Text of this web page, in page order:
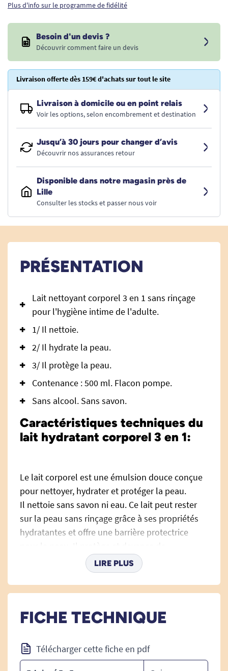
Plus d'info sur le programme de fidélité
Besoin d'un devis ?
Découvrir comment faire un devis
Livraison offerte dès 159€ d'achats sur tout le site
Livraison à domicile ou en point relais
Voir les options, selon encombrement et destination
Jusqu’à 30 jours pour changer d’avis
Découvrir nos assurances retour
Disponible dans notre magasin près de
Lille
Consulter les stocks et passer nous voir
PRÉSENTATION
Lait nettoyant corporel 3 en 1 sans rinçage
pour l'hygiène intime de l'adulte.
1/ Il nettoie.
2/ Il hydrate la peau.
3/ Il protège la peau.
Contenance : 500 ml. Flacon pompe.
Sans alcool. Sans savon.
Caractéristiques techniques du
lait hydratant corporel 3 en 1:
Le lait corporel est une émulsion douce conçue
pour nettoyer, hydrater et protéger la peau.
Il nettoie sans savon ni eau. Ce lait peut rester
sur la peau sans rinçage grâce à ses propriétés
hydratantes et offre une barrière protectrice
pour la peau. Il protège et devance de
dessèchement cutané. Cette solution simplifie
l'hygiène personnelle quotidienne.
Lait à l'amande douce.
pratique et résistant doté d'une pompe
distributrice. Il s'utilise idéalement avec un gant
LIRE PLUS
FICHE TECHNIQUE
Télécharger cette fiche en pdf